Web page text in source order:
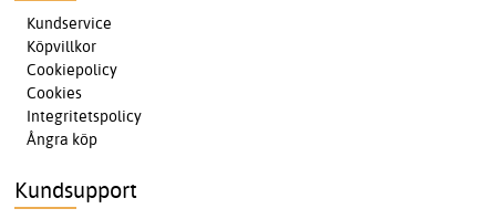
Kundservice
Köpvillkor
Cookiepolicy
Cookies
Integritetspolicy
Ångra köp
Kundsupport